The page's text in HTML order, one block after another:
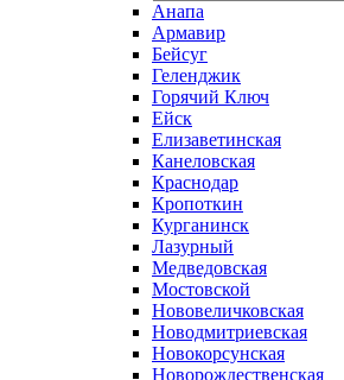
Анапа
Армавир
Бейсуг
Геленджик
Горячий Ключ
Ейск
Елизаветинская
Канеловская
Краснодар
Кропоткин
Курганинск
Лазурный
Медведовская
Мостовской
Нововеличковская
Новодмитриевская
Новокорсунская
Новорождественская